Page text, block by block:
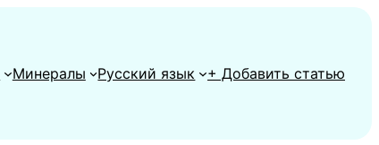
Минералы Русский язык + Добавить статью